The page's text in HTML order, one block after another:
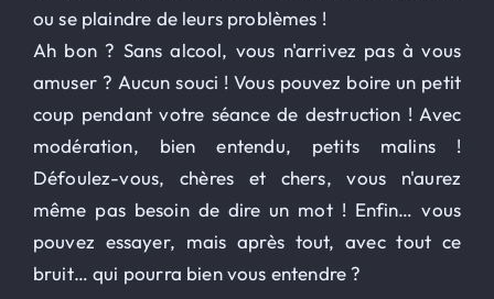
ou se plaindre de leurs problèmes !
Ah bon ? Sans alcool, vous n'arrivez pas à vous
amuser ? Aucun souci ! Vous pouvez boire un petit
coup pendant votre séance de destruction ! Avec
modération, bien entendu, petits malins !
Défoulez-vous, chères et chers, vous n'aurez
même pas besoin de dire un mot ! Enfin… vous
pouvez essayer, mais après tout, avec tout ce
bruit… qui pourra bien vous entendre ?